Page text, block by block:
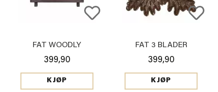
FAT WOODLY
399,90
KJØP
FAT 3 BLADER
399,90
KJØP